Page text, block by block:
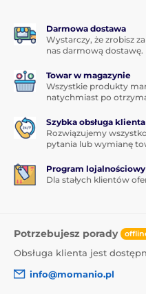
Darmowa dostawa
Wystarczy, że zrobisz
nas darmową dostawę.
Towar w magazynie
Wszystkie produkty
natychmiast po
Szybka obsługa klienta
Rozwiązujemy
pytania lub wymianę
Program lojalnościowy
Dla stałych klientów
Potrzebujesz porady
Obsługa klienta jest
info@momanio.pl